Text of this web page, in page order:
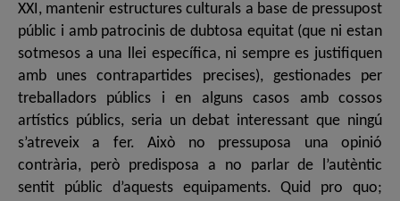
XXI, mantenir estructures culturals a base de pressupost
públic i amb patrocinis de dubtosa equitat (que ni estan
sotmesos a una llei específica, ni sempre es justifiquen
amb unes contrapartides precises), gestionades per
treballadors públics i en alguns casos amb cossos
artístics públics, seria un debat interessant que ningú
s’atreveix a fer. Això no pressuposa una opinió
contrària, però predisposa a no parlar de l’autèntic
sentit públic d’aquests equipaments. Quid pro quo;